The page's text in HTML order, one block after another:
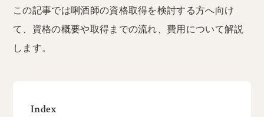
この記事では唎酒師の資格取得を検討する方へ向け
て、資格の概要や取得までの流れ、費用について解説
します。
Index